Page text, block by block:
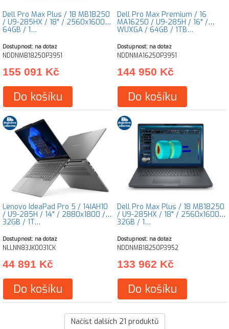
Dell Pro Max Plus / 18 MB18250
/ U9-285HX / 18" / 2560x1600 /
64GB / 1…
Dostupnost: na dotaz
NDDNMB18250P3951
155 091 Kč
Do košíku
Dell Pro Max Premium / 16
MA16250 / U9-285H / 16" /
WUXGA / 64GB / 1TB…
Dostupnost: na dotaz
NDDNMA16250P3951
144 950 Kč
Do košíku
Lenovo IdeaPad Pro 5 / 14IAH10
/ U9-285H / 14" / 2880x1800 /
32GB / 1T…
Dostupnost: na dotaz
NLLNN83JK0031CK
44 891 Kč
Do košíku
Dell Pro Max Plus / 18 MB18250
/ U9-285HX / 18" / 2560x1600 /
32GB / 1…
Dostupnost: na dotaz
NDDNMB18250P3952
133 962 Kč
Do košíku
Načíst dalších 21 produktů